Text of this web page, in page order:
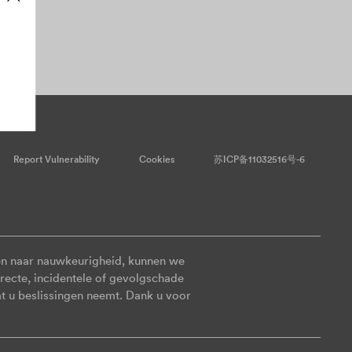
Report Vulnerability Cookies 苏ICP备11032516号-6
naar nauwkeurigheid, kunnen we
incidentele of gevolgschade
beslissingen neemt. Dank u voor